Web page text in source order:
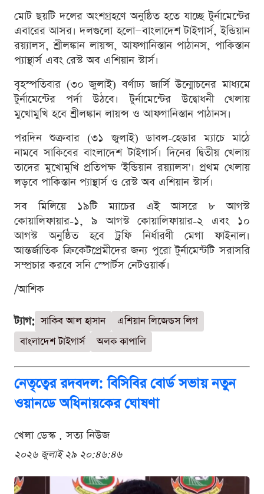
মোট ছয়টি দলের অংশগ্রহণে অনুষ্ঠিত হতে যাচ্ছে টুর্নামেন্টের
এবারের আসর। দলগুলো হলো—বাংলাদেশ টাইগার্স, ইন্ডিয়ান
রয়্যালস, শ্রীলঙ্কান লায়ন্স, আফগানিস্তান পাঠানস, পাকিস্তান
প্যান্থার্স এবং রেস্ট অব এশিয়ান স্টার্স।
বৃহস্পতিবার (৩০ জুলাই) বর্ণাঢ্য জার্সি উন্মোচনের মাধ্যমে
টুর্নামেন্টের পর্দা উঠবে। টুর্নামেন্টের উদ্বোধনী খেলায়
মুখোমুখি হবে শ্রীলঙ্কান লায়ন্স ও আফগানিস্তান পাঠানস।
পরদিন শুক্রবার (৩১ জুলাই) ডাবল-হেডার ম্যাচে মাঠে
নামবে সাকিবের বাংলাদেশ টাইগার্স। দিনের দ্বিতীয় খেলায়
তাদের মুখোমুখি প্রতিপক্ষ 'ইন্ডিয়ান রয়্যালস'। প্রথম খেলায়
লড়বে পাকিস্তান প্যান্থার্স ও রেস্ট অব এশিয়ান স্টার্স।
সব মিলিয়ে ১৯টি ম্যাচের এই আসরে ৮ আগস্ট
কোয়ালিফায়ার-১, ৯ আগস্ট কোয়ালিফায়ার-২ এবং ১০
আগস্ট অনুষ্ঠিত হবে ট্রফি নির্ধারণী মেগা ফাইনাল।
আন্তর্জাতিক ক্রিকেটপ্রেমীদের জন্য পুরো টুর্নামেন্টটি সরাসরি
সম্প্রচার করবে সনি স্পোর্টস নেটওয়ার্ক।
/আশিক
ট্যাগ: সাকিব আল হাসান
এশিয়ান লিজেন্ডস লিগ
বাংলাদেশ টাইগার্স
অলক কাপালি
নেতৃত্বের রদবদল: বিসিবির বোর্ড সভায় নতুন
ওয়ানডে অধিনায়কের ঘোষণা
খেলা ডেস্ক . সত্য নিউজ
২০২৬ জুলাই ২৯ ২০:৪৬:৪৬